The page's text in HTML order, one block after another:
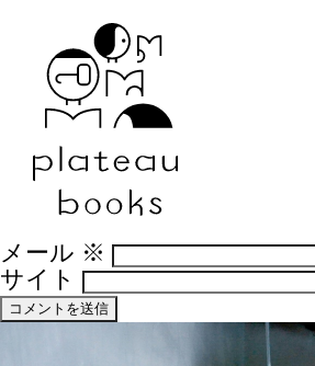
メールアドレスが公開さ
須項目です
コメント※
メール ※
サイト